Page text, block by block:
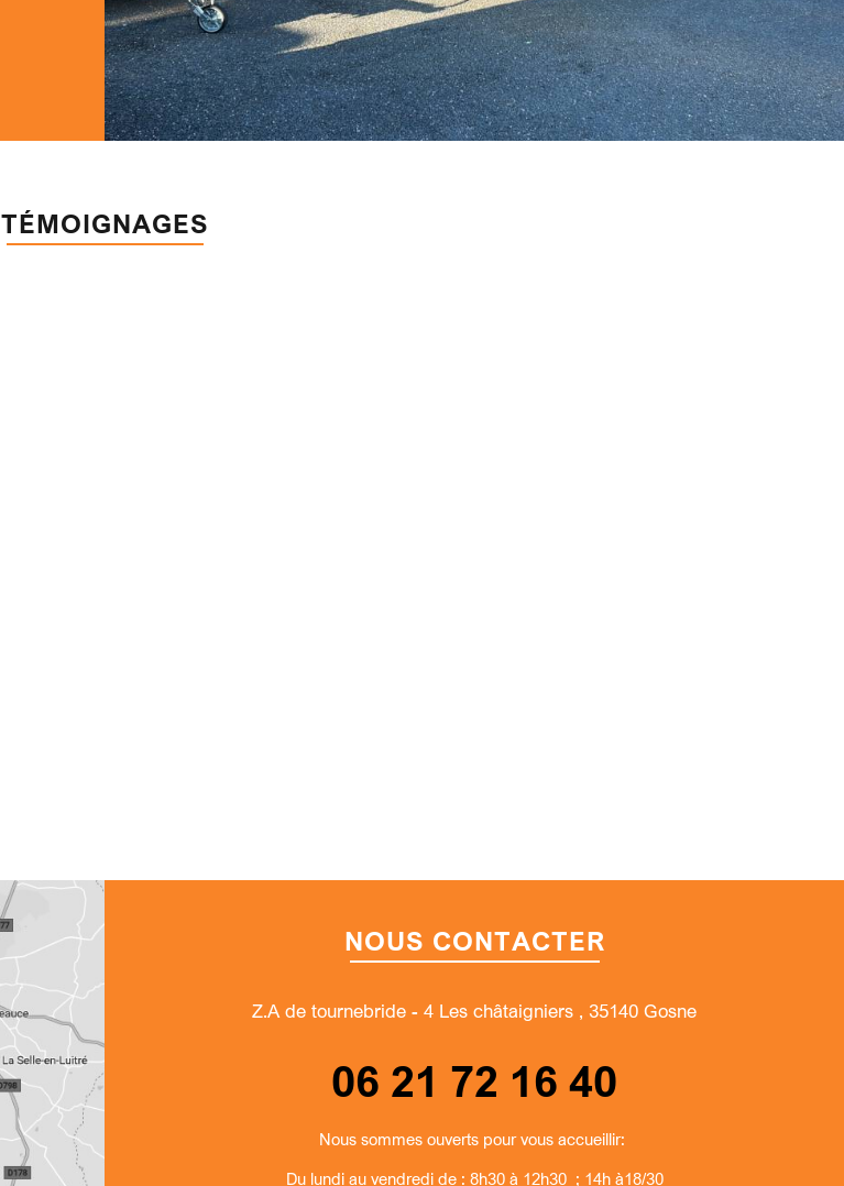
TÉMOIGNAGES
NOUS CONTACTER
Z.A de tournebride - 4 Les châtaigniers , 35140 Gosne
06 21 72 16 40
Nous sommes ouverts pour vous accueillir:
Du lundi au vendredi de : 8h30 à 12h30 ; 14h à18/30